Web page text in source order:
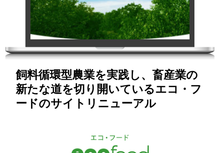
飼料循環型農業を実践し、畜産業の
新たな道を切り開いているエコ・フ
ードのサイトリニューアル